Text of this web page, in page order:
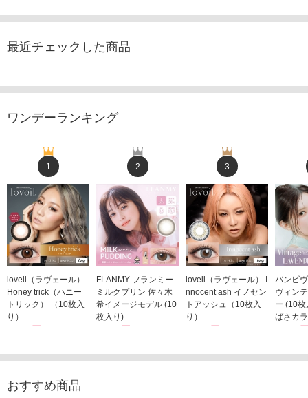
最近チェックした商品
ワンデーランキング
1
loveil（ラヴェール）
Honey trick（ハニー
トリック） （10枚入
り）
2
FLANMY フランミー
ミルクプリン 佐々木
希イメージモデル (10
枚入り)
3
loveil（ラヴェール） I
nnocent ash イノセン
トアッシュ（10枚入
り）
バンビ
ヴィン
ー (10
ばさカ
おすすめ商品